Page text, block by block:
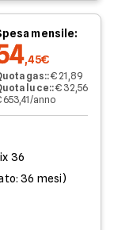
mensile:
,45€
gas::€ 21,89
luce::€ 32,56
653,41/anno
36
36 mesi)